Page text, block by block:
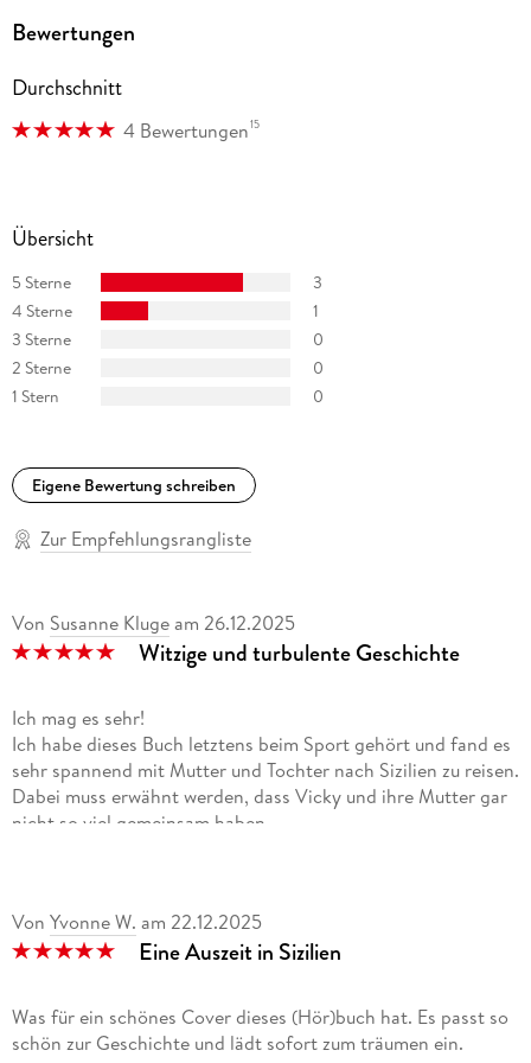
Bewertungen
Durchschnitt
4 Bewertungen15
Übersicht
5 Sterne
3
4 Sterne
1
3 Sterne
0
2 Sterne
0
1 Stern
0
Eigene Bewertung schreiben
Zur Empfehlungsrangliste
Von Susanne Kluge am 26.12.2025
Witzige und turbulente Geschichte
Ich mag es sehr!
Ich habe dieses Buch letztens beim Sport gehört und fand es
sehr spannend mit Mutter und Tochter nach Sizilien zu reisen.
Dabei muss erwähnt werden, dass Vicky und ihre Mutter gar
nicht so viel gemeinsam haben.
Erlebnisse der Reisegruppe auf Instagram dokumentieren.
Mit von der Partie ist da noch Jonas, der ebenfalls mit seiner
Singles und tun sich somit zusammen.
Oh, ich kann euch versprechen, es wird nicht langweilig. Es
wird immer chaotischer und als Vicky noch dahinter kommt,
Von Yvonne W. am 22.12.2025
Eine Auszeit in Sizilien
Was für ein schönes Cover dieses (Hör)buch hat. Es passt so
schön zur Geschichte und lädt sofort zum träumen ein.